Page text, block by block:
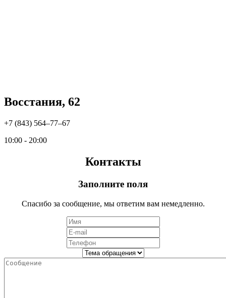
Восстания, 62
+7 (843) 564‒77‒67
10:00 - 20:00
Контакты
Заполните поля
Спасибо за сообщение, мы ответим вам немедленно.